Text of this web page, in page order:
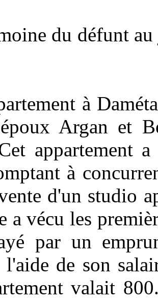
du défunt
à
Argan et
appartement
à
d'un studio
a vécu les
par un
de son
valait